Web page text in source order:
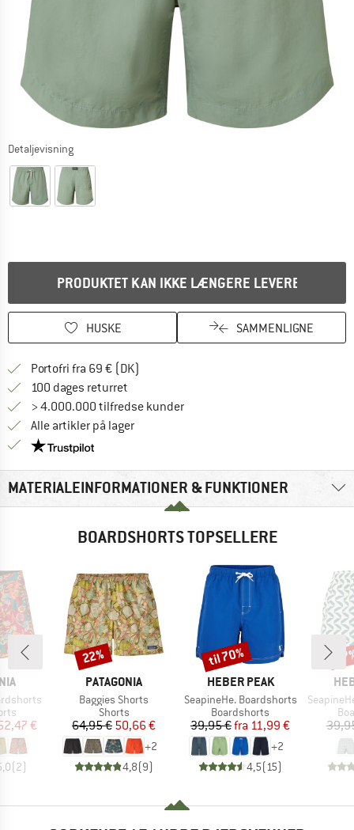
Detaljevisning
PRODUKTET KAN IKKE LÆNGERE LEVERES
HUSKE SAMMENLIGNE
Portofri fra 69 € (DK)
100 dages returret
> 4.000.000 tilfredse kunder
Alle artikler på lager
Vi er Trustpilot-certificeret - oplysningerne får du
MATERIALEINFORMATIONER & FUNKTIONER
BOARDSHORTS TOPSELLERE
pris
€
(2)
MÆRKE
PATAGONIA
Artikel
Baggies Shorts
Produktgruppe
Shorts
Pris
64,95 € Nedsat pris
50,66 €
+2
4,8(9)
Rabat
22%
MÆRKE
HEBER PEAK
Artikel
SeapineHe. Boardshorts
Produktgruppe
Boardshorts
Pris
39,95 € Nedsat pris
fra 11,99 €
+2
4,5(15)
Rabat
til 70%
Artikel
SeapineHe.